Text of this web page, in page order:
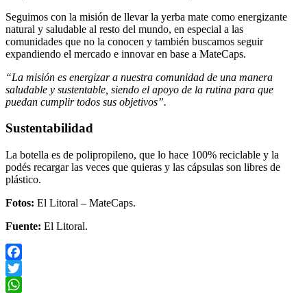
Seguimos con la misión de llevar la yerba mate como energizante
natural y saludable al resto del mundo, en especial a las
comunidades que no la conocen y también buscamos seguir
expandiendo el mercado e innovar en base a MateCaps.
“La misión es energizar a nuestra comunidad de una manera
saludable y sustentable, siendo el apoyo de la rutina para que
puedan cumplir todos sus objetivos”.
Sustentabilidad
La botella es de polipropileno, que lo hace 100% reciclable y la
podés recargar las veces que quieras y las cápsulas son libres de
plástico.
Fotos: El Litoral – MateCaps.
Fuente: El Litoral.
Facebook
Twitter